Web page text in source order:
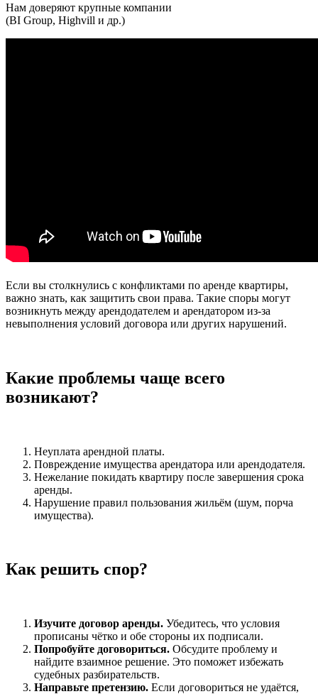
Нам доверяют крупные компании
(BI Group, Highvill и др.)
Если вы столкнулись с конфликтами по аренде квартиры,
важно знать, как защитить свои права. Такие споры могут
возникнуть между арендодателем и арендатором из-за
невыполнения условий договора или других нарушений.
Какие проблемы чаще всего
возникают?
Неуплата арендной платы.
Повреждение имущества арендатора или арендодателя.
Нежелание покидать квартиру после завершения срока
аренды.
Нарушение правил пользования жильём (шум, порча
имущества).
Как решить спор?
Изучите договор аренды. Убедитесь, что условия
прописаны чётко и обе стороны их подписали.
Попробуйте договориться. Обсудите проблему и
найдите взаимное решение. Это поможет избежать
судебных разбирательств.
Направьте претензию. Если договориться не удаётся,